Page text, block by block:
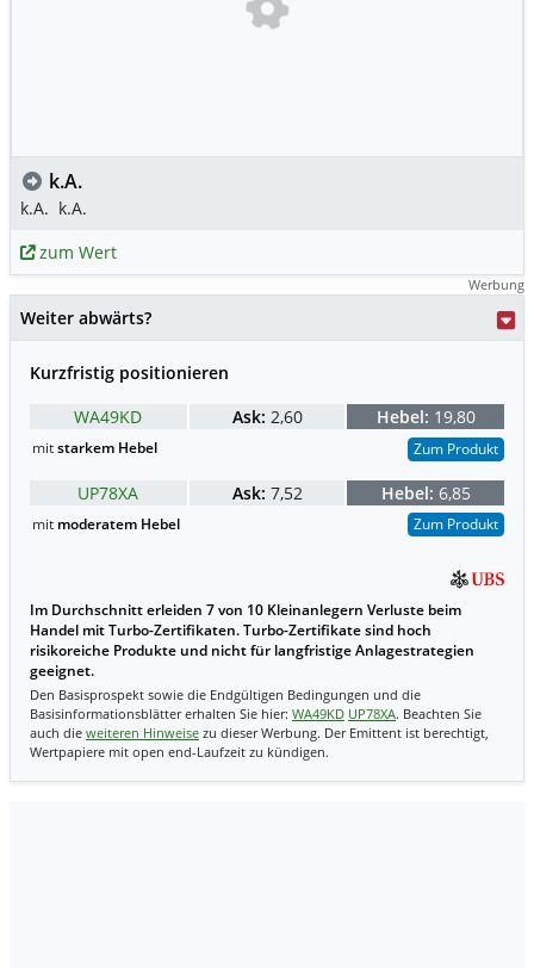
k.A.
k.A. k.A.
zum Wert
Werbung
Weiter abwärts?
Kurzfristig positionieren
WA49KD
Ask: 2,60 Hebel: 19,80
mitstarkem Hebel Zum Produkt
UP78XA Ask: 7,52 Hebel: 6,85
mit moderatem Hebel Zum Produkt
Im Durchschnitt erleiden 7 von 10 Kleinanlegern Verluste beim
Handel mit Turbo-Zertifikaten. Turbo-Zertifikate sind hoch
risikoreiche Produkte und nicht für langfristige Anlagestrategien
geeignet.
Den Basisprospekt sowie die Endgültigen Bedingungen und die
Basisinformationsblätter erhalten Sie hier: WA49KD UP78XA. Beachten Sie
auch die weiteren Hinweise zu dieser Werbung. Der Emittent ist berechtigt,
Wertpapiere mit open end-Laufzeit zu kündigen.